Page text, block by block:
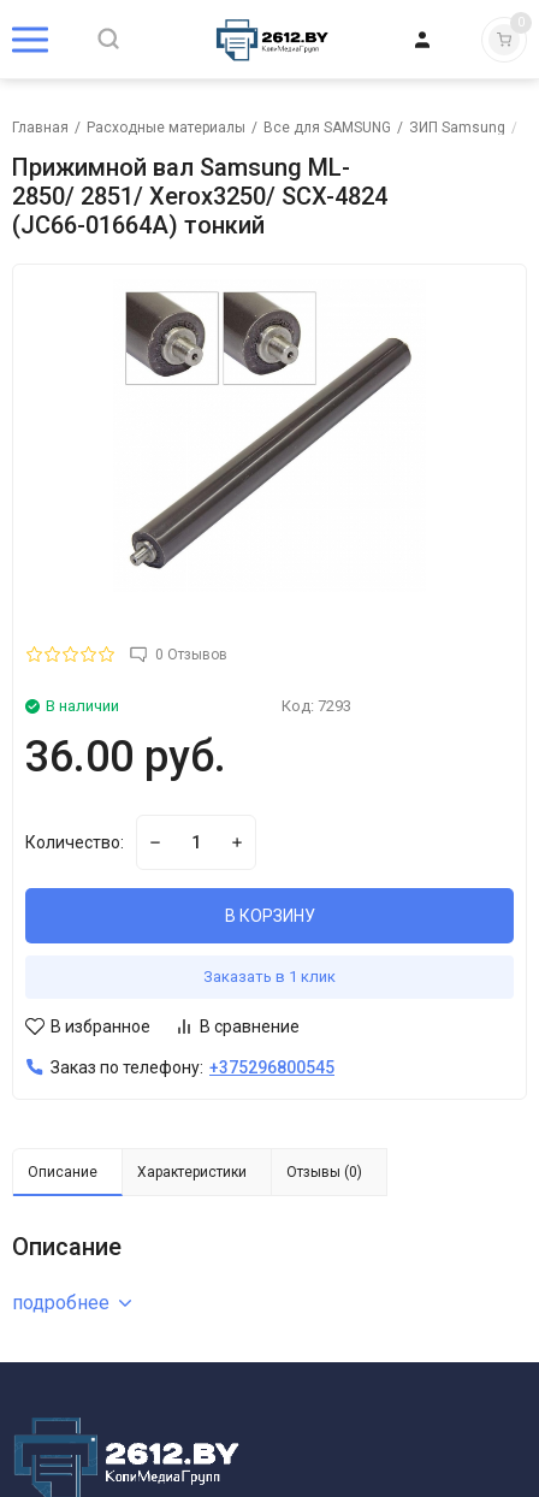
0
Главная / Расходные материалы / Все для SAMSUNG / ЗИП Samsung /
Прижимной вал Samsung ML-
2850/ 2851/ Xerox3250/ SCX-4824
(JC66-01664A) тонкий
0 Отзывов
В наличии Код: 7293
36.00 руб.
Количество:
В КОРЗИНУ
Заказать в 1 клик
В избранное В сравнение
Заказ по телефону: +375296800545
Описание Характеристики Отзывы (0)
Описание
подробнее